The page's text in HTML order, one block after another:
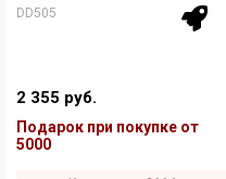
DD505
2 355 руб.
Подарок при покупке от
5000